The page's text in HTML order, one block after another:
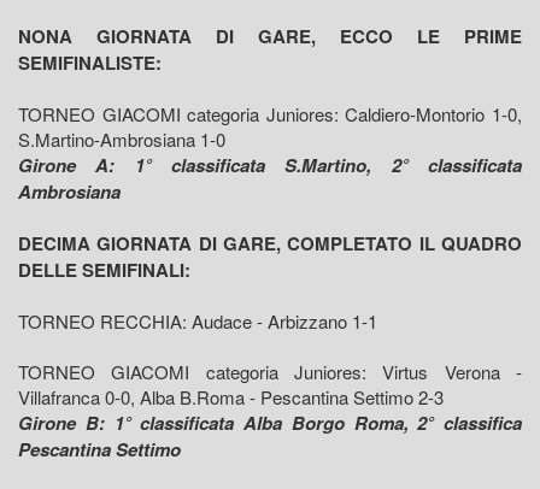
NONA GIORNATA DI GARE, ECCO LE PRIME
SEMIFINALISTE:
TORNEO GIACOMI categoria Juniores: Caldiero-Montorio 1-0,
S.Martino-Ambrosiana 1-0
Girone A: 1° classificata S.Martino, 2° classificata
Ambrosiana
DECIMA GIORNATA DI GARE, COMPLETATO IL QUADRO
DELLE SEMIFINALI:
TORNEO RECCHIA: Audace - Arbizzano 1-1
TORNEO GIACOMI categoria Juniores: Virtus Verona -
Villafranca 0-0, Alba B.Roma - Pescantina Settimo 2-3
Girone B: 1° classificata Alba Borgo Roma, 2° classifica
Pescantina Settimo